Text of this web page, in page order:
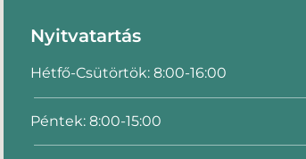
Nyitvatartás
Hétfő-Csütörtök: 8:00-16:00
Péntek: 8:00-15:00